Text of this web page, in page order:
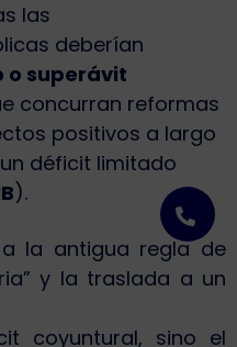
las
deberían
o superávit
concurran reformas
positivos a largo
déficit limitado
).
la antigua regla de
y la traslada a un
coyuntural, sino el